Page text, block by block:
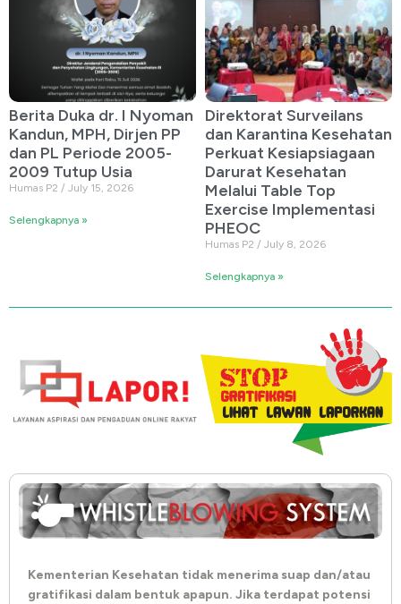
Berita Duka dr. I Nyoman
Kandun, MPH, Dirjen PP
dan PL Periode 2005-
2009 Tutup Usia
Humas P2 July 15, 2026
Selengkapnya »
Direktorat Surveilans
dan Karantina Kesehatan
Perkuat Kesiapsiagaan
Darurat Kesehatan
Melalui Table Top
Exercise Implementasi
PHEOC
Humas P2 July 8, 2026
Selengkapnya »
Kementerian Kesehatan tidak menerima suap dan/atau
gratifikasi dalam bentuk apapun. Jika terdapat potensi